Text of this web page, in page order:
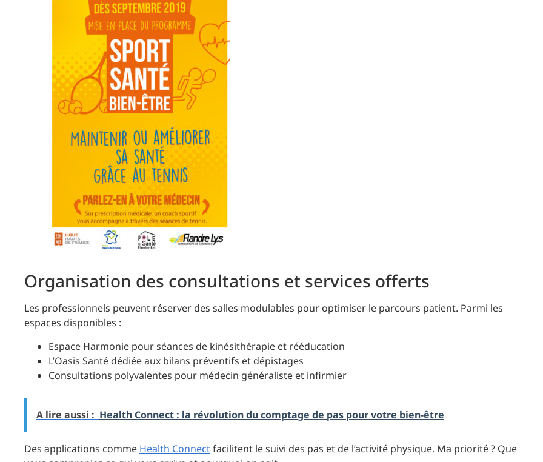
Organisation des consultations et services offerts
Les professionnels peuvent réserver des salles modulables pour optimiser le parcours patient. Parmi les
espaces disponibles :
Espace Harmonie pour séances de kinésithérapie et rééducation
L’Oasis Santé dédiée aux bilans préventifs et dépistages
Consultations polyvalentes pour médecin généraliste et infirmier
A lire aussi : Health Connect : la révolution du comptage de pas pour votre bien-être
Des applications comme Health Connectfacilitent le suivi des pas et de l’activité physique. Ma priorité ? Que